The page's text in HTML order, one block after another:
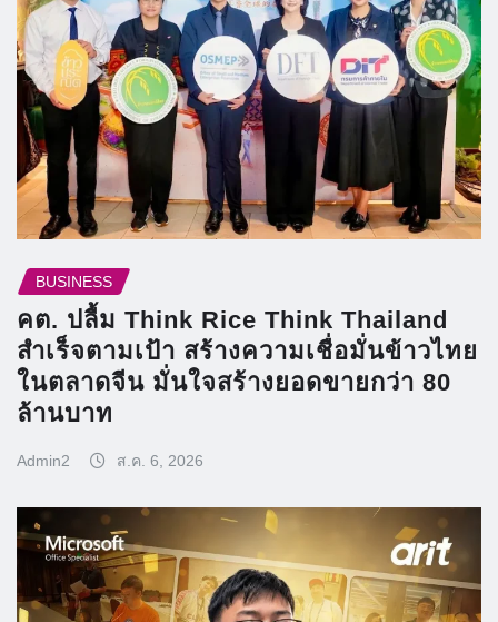
BUSINESS
คต. ปลื้ม Think Rice Think Thailand
สำเร็จตามเป้า สร้างความเชื่อมั่นข้าวไทย
ในตลาดจีน มั่นใจสร้างยอดขายกว่า 80
ล้านบาท
Admin2 ส.ค. 6, 2026